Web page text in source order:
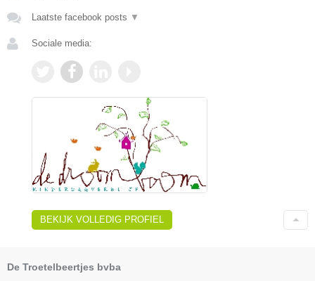
Laatste facebook posts ▼
Sociale media:
BEKIJK VOLLEDIG PROFIEL
De Troetelbeertjes bvba